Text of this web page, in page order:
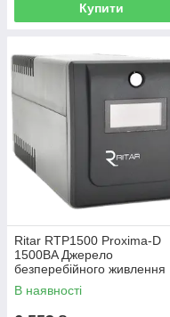
Купити
Ritar RTP1500 Proxima-D
1500ВA Джерело
безперебійного живлення
В наявності